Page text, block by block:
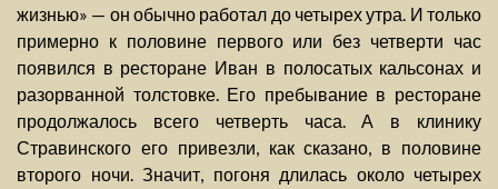
жизнью» — он обычно работал до четырех утра. И только
примерно к половине первого или без четверти час
появился в ресторане Иван в полосатых кальсонах и
разорванной толстовке. Его пребывание в ресторане
продолжалось всего четверть часа. А в клинику
Стравинского его привезли, как сказано, в половине
второго ночи. Значит, погоня длилась около четырех